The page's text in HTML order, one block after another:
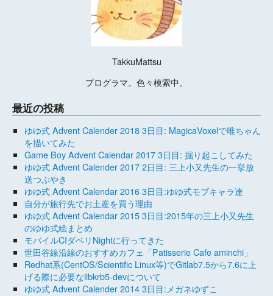
TakkuMattsu
プログラマ。色々模索中。
最近の投稿
ゆゆ式 Advent Calender 2018 3日目: MagicaVoxelで唯ちゃん
を描いてみた
Game Boy Advent Calendar 2017 3日目: 掘り起こしてみた
ゆゆ式 Advent Calender 2017 2日目: 三上小又先生の一挙放
送つぶやき
ゆゆ式 Advent Calendar 2016 3日目:ゆゆ式モブキャラ達
自分が旅行先でお土産を買う理由
ゆゆ式 Advent Calendar 2015 3日目:2015年の三上小又先生
のゆゆ式絵まとめ
モバイルCIダベリNightに行ってきた
世田谷線沿線のおすすめカフェ「Patisserie Cafe aminchi」
Redhat系(CentOS/Scientific Linux等)でGitlab7.5から7.6に上
げる際に必要なlibkrb5-devについて
ゆゆ式 Advent Calender 2014 3日目:メガネゆずこ